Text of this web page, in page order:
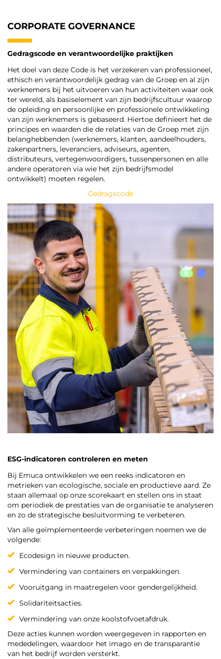
CORPORATE GOVERNANCE
Gedragscode en verantwoordelijke praktijken
Het doel van deze Code is het verzekeren van professioneel,
ethisch en verantwoordelijk gedrag van de Groep en al zijn
werknemers bij het uitvoeren van hun activiteiten waar ook
ter wereld, als basiselement van zijn bedrijfscultuur waarop
de opleiding en persoonlijke en professionele ontwikkeling
van zijn werknemers is gebaseerd. Hiertoe definieert het de
principes en waarden die de relaties van de Groep met zijn
belanghebbenden (werknemers, klanten, aandeelhouders,
zakenpartners, leveranciers, adviseurs, agenten,
distributeurs, vertegenwoordigers, tussenpersonen en alle
andere operatoren via wie het zijn bedrijfsmodel
ontwikkelt) moeten regelen.
Gedragscode
ESG-indicatoren controleren en meten
Bij Emuca ontwikkelen we een reeks indicatoren en
metrieken van ecologische, sociale en productieve aard. Ze
staan allemaal op onze scorekaart en stellen ons in staat
om periodiek de prestaties van de organisatie te analyseren
en zo de strategische besluitvorming te verbeteren.
Van alle geïmplementeerde verbeteringen noemen we de
volgende:
Ecodesign in nieuwe producten.
Vermindering van containers en verpakkingen.
Vooruitgang in maatregelen voor gendergelijkheid.
Solidariteitsacties.
Vermindering van onze koolstofvoetafdruk.
Deze acties kunnen worden weergegeven in rapporten en
mededelingen, waardoor het imago en de transparantie
van het bedrijf worden versterkt.